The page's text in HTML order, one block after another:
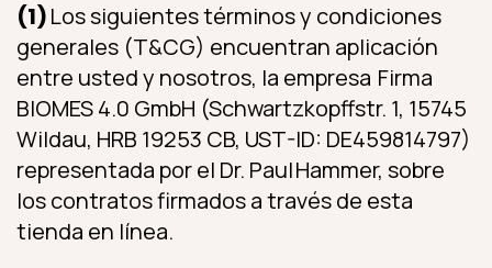
(1)Los siguientes términos y condiciones
generales (T&CG) encuentran aplicación
entre usted y nosotros, la empresa Firma
BIOMES 4.0 GmbH (Schwartzkopffstr. 1, 15745
Wildau, HRB 19253 CB, UST-ID: DE459814797)
representada por el Dr. Paul Hammer, sobre
los contratos firmados a través de esta
tienda en línea.